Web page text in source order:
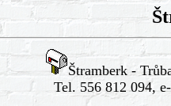
Štramberk -
Tel. 556 812 094,